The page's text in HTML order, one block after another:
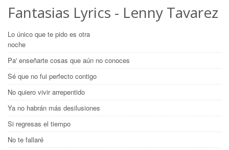
Fantasias Lyrics - Lenny Tavarez
Lo único que te pido es otra
noche
Pa' enseñarte cosas que aún no conoces
Sé que no fui perfecto contigo
No quiero vivir arrepentido
Ya no habrán más desilusiones
Si regresas el tiempo
No te fallaré